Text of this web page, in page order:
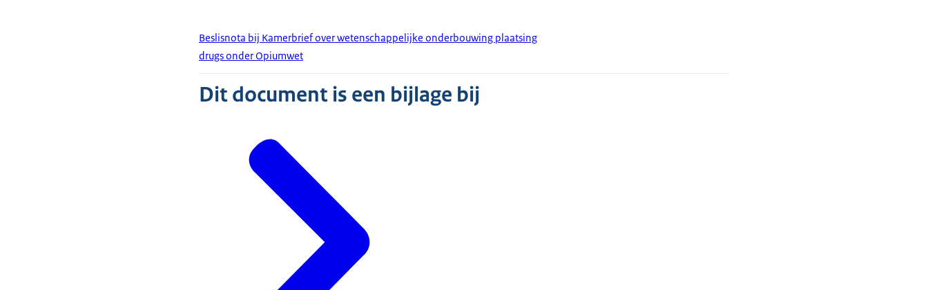
Beslisnota bij Kamerbrief over wetenschappelijke onderbouwing plaatsing
drugs onder Opiumwet
Dit document is een bijlage bij